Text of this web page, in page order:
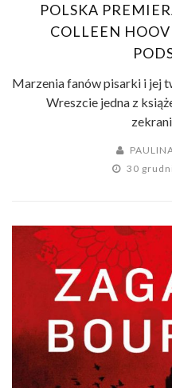
POLSKA
COLLEEN
Marzenia fanów pisarki i jej
Wreszcie jedna z
30